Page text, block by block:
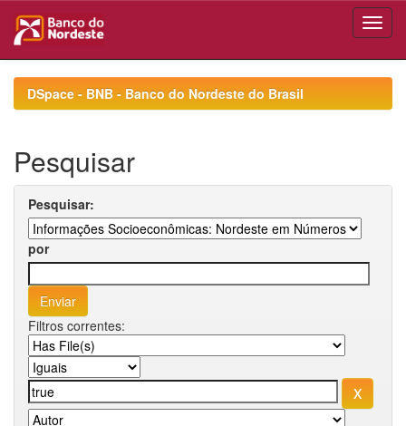
navigationDSpace - BNB - Banco do Nordeste do Brasil
Pesquisar
Pesquisar:
por
Filtros correntes: